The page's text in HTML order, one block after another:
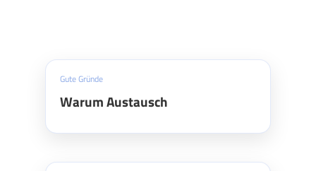
Gute Gründe
Warum Austausch